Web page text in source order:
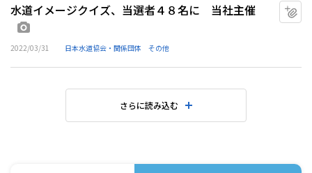
水道イメージクイズ、当選者４８名に 当社主催
2022/03/31 日本水道協会・関係団体 その他
さらに読み込む